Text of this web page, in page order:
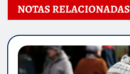
NOTAS RELACIONADAS